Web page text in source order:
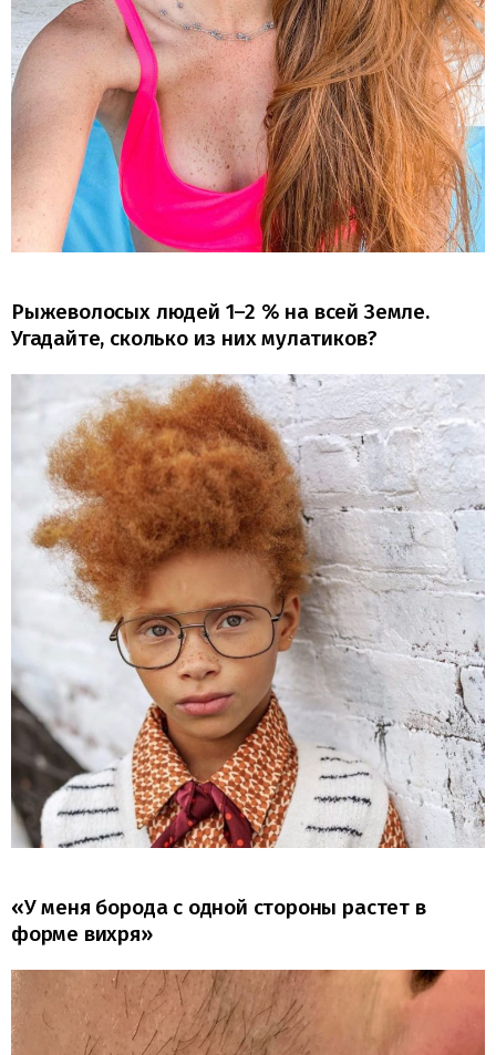
Рыжеволосых людей 1–2 % на всей Земле.
Угадайте, сколько из них мулатиков?
«У меня борода с одной стороны растет в
форме вихря»